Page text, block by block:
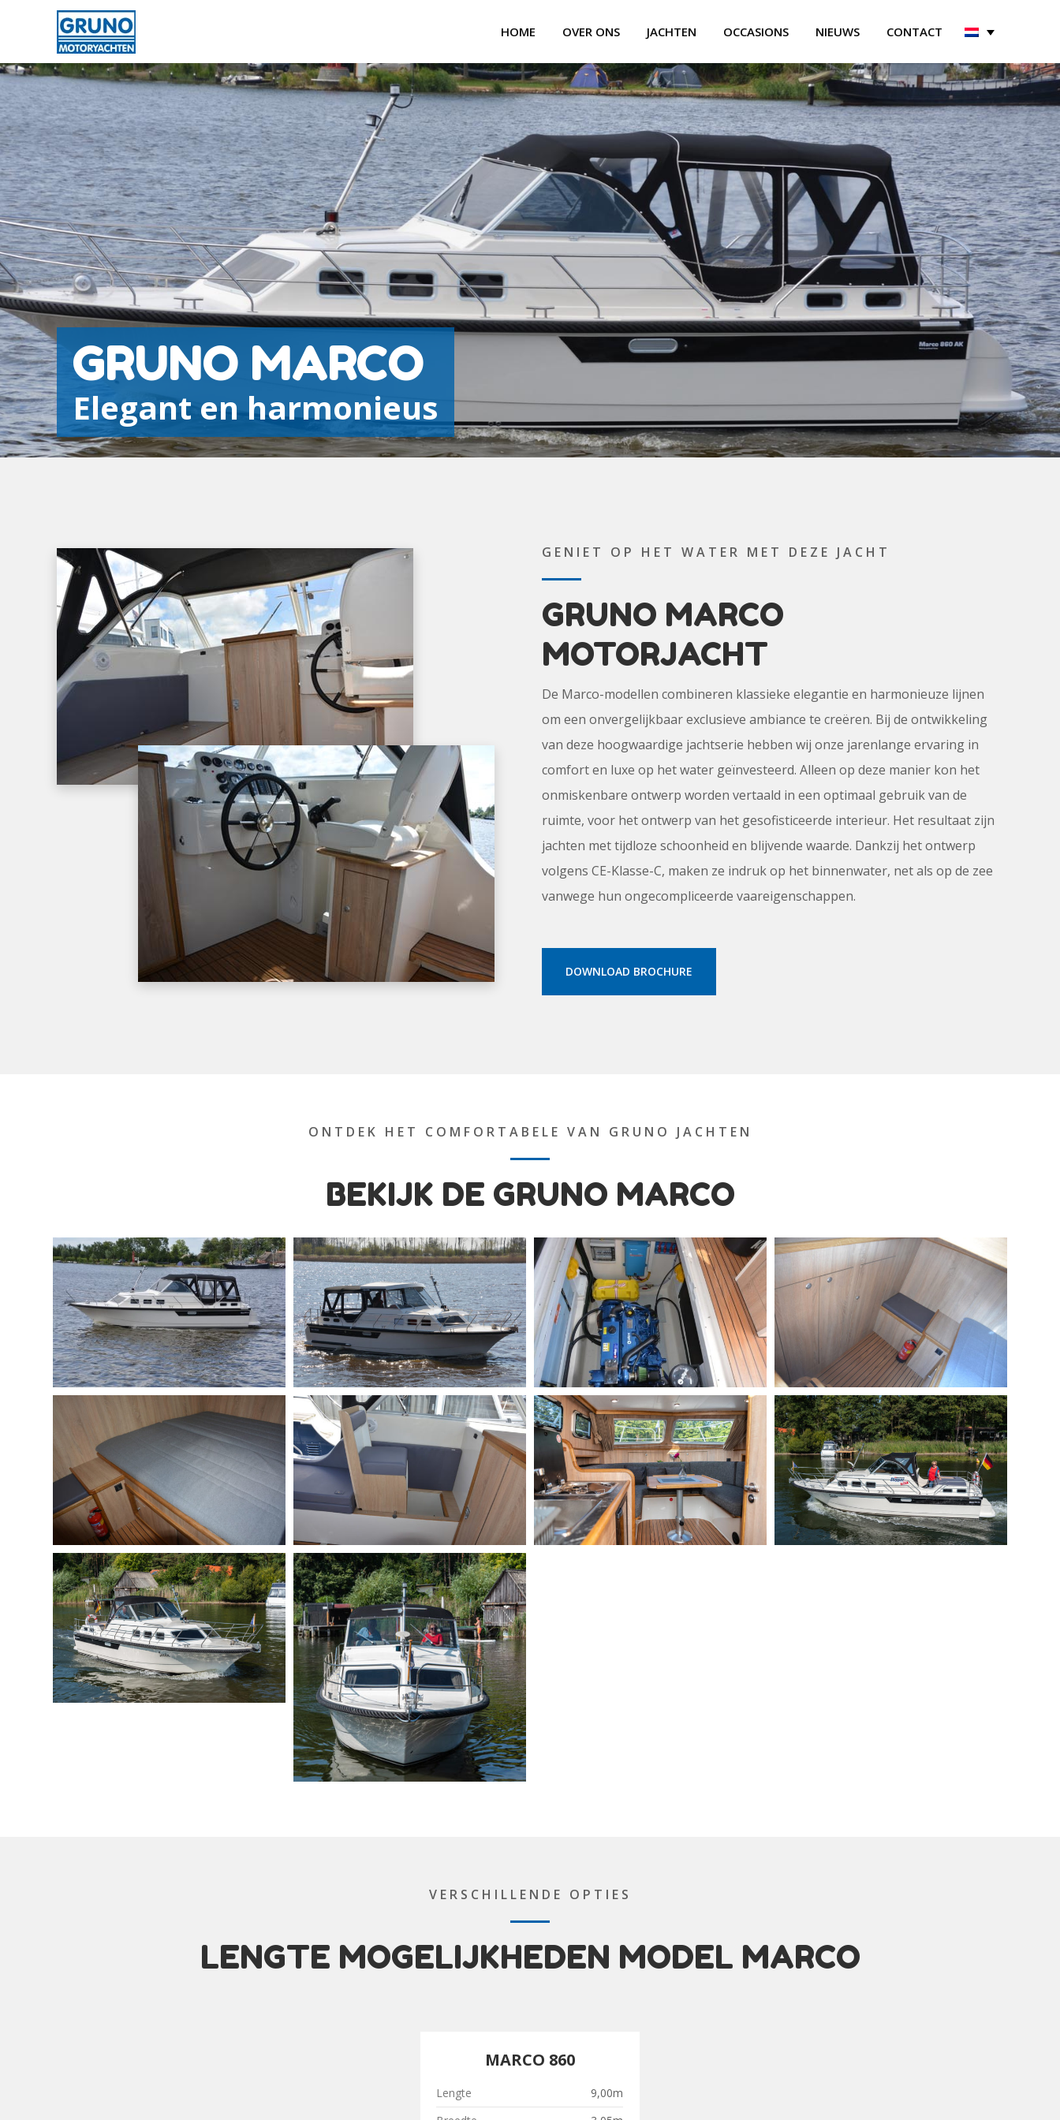
HOME OVER ONS JACHTEN OCCASIONS NIEUWS CONTACT
GRUNO MARCO
Elegant en harmonieus
GENIET OP HET WATER MET DEZE JACHT
GRUNO MARCO
MOTORJACHT
De Marco-modellen combineren klassieke elegantie en harmonieuze lijnen
om een onvergelijkbaar exclusieve ambiance te creëren. Bij de ontwikkeling
van deze hoogwaardige jachtserie hebben wij onze jarenlange ervaring in
comfort en luxe op het water geïnvesteerd. Alleen op deze manier kon het
onmiskenbare ontwerp worden vertaald in een optimaal gebruik van de
ruimte, voor het ontwerp van het gesofisticeerde interieur. Het resultaat zijn
jachten met tijdloze schoonheid en blijvende waarde. Dankzij het ontwerp
volgens CE-Klasse-C, maken ze indruk op het binnenwater, net als op de zee
vanwege hun ongecompliceerde vaareigenschappen.
DOWNLOAD BROCHURE
ONTDEK HET COMFORTABELE VAN GRUNO JACHTEN
BEKIJK DE GRUNO MARCO
VERSCHILLENDE OPTIES
LENGTE MOGELIJKHEDEN MODEL MARCO
MARCO 860
Lengte
9,00m